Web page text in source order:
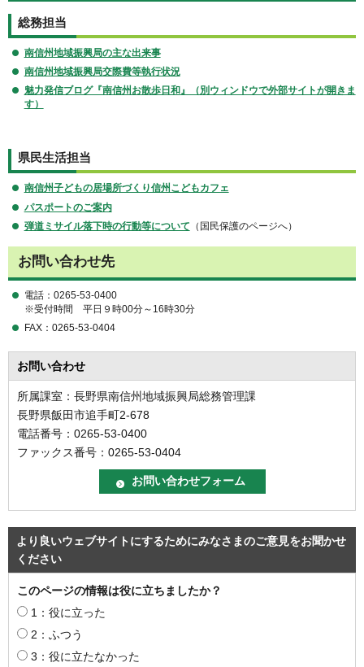
総務担当
南信州地域振興局の主な出来事
南信州地域振興局交際費等執行状況
魅力発信ブログ『南信州お散歩日和』（別ウィンドウで外部サイトが開きま
す）
県民生活担当
南信州子どもの居場所づくり信州こどもカフェ
パスポートのご案内
弾道ミサイル落下時の行動等について （国民保護のページへ）
お問い合わせ先
電話：0265-53-0400
※受付時間 平日９時00分～16時30分
FAX：0265-53-0404
お問い合わせ
所属課室：長野県南信州地域振興局総務管理課
長野県飯田市追手町2-678
電話番号：0265-53-0400
ファックス番号：0265-53-0404
より良いウェブサイトにするためにみなさまのご意見をお聞かせ
ください
このページの情報は役に立ちましたか？
1：役に立った
2：ふつう
3：役に立たなかった